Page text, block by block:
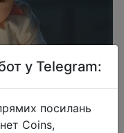
у Telegram:
посилань
Coins,